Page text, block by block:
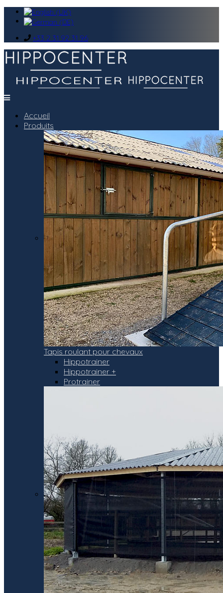
+33 2 31 92 31 96
Accueil
Produits
Tapis roulant pour chevaux
Hippotrainer
Hippotrainer +
Protrainer